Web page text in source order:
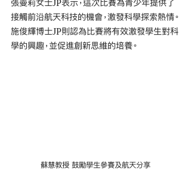
張曼莉女士JP表示，這次比賽為青少年提供了
接觸前沿航天科技的機會，激發科學探索熱情。
施俊輝博士JP則認為比賽將有效激發學生對科
學的興趣，並促進創新思維的培養。
蘇慧教授 鼓勵學生參賽及航天分享